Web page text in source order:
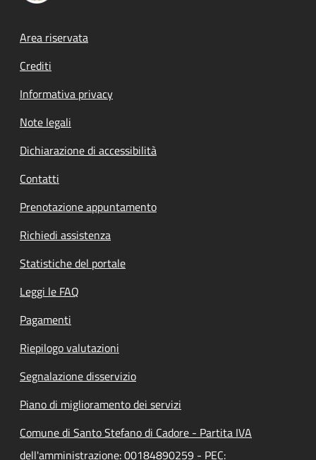
Footer menu
Area riservata
Crediti
Informativa privacy
Note legali
Dichiarazione di accessibilità
Contatti
Prenotazione appuntamento
Richiedi assistenza
Statistiche del portale
Leggi le FAQ
Pagamenti
Riepilogo valutazioni
Segnalazione disservizio
Piano di miglioramento dei servizi
Comune di Santo Stefano di Cadore - Partita IVA
dell'amministrazione: 00184890259 - PEC: